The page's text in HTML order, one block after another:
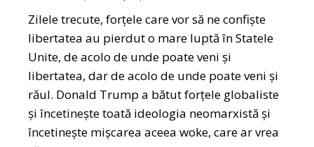
Zilele trecute, forțele care vor să ne confiște
libertatea au pierdut o mare luptă în Statele
Unite, de acolo de unde poate veni și
libertatea, dar de acolo de unde poate veni și
răul. Donald Trump a bătut forțele globaliste
și încetinește toată ideologia neomarxistă și
încetinește mișcarea aceea woke, care ar vrea